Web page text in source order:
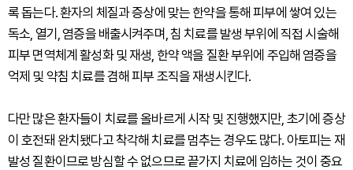
록 돕는다. 환자의 체질과 증상에 맞는 한약을 통해 피부에 쌓여 있는
독소, 열기, 염증을 배출시켜주며, 침 치료를 발생 부위에 직접 시술해
피부 면역체계 활성화 및 재생, 한약 액을 질환 부위에 주입해 염증을
억제 및 약침 치료를 겸해 피부 조직을 재생시킨다.
다만 많은 환자들이 치료를 올바르게 시작 및 진행했지만, 초기에 증상
이 호전돼 완치됐다고 착각해 치료를 멈추는 경우도 많다. 아토피는 재
발성 질환이므로 방심할 수 없으므로 끝가지 치료에 임하는 것이 중요